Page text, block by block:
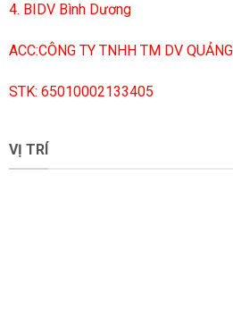
4. BIDV Bình Dương
ACC:CÔNG TY TNHH TM DV
STK: 65010002133405
VỊ TRÍ